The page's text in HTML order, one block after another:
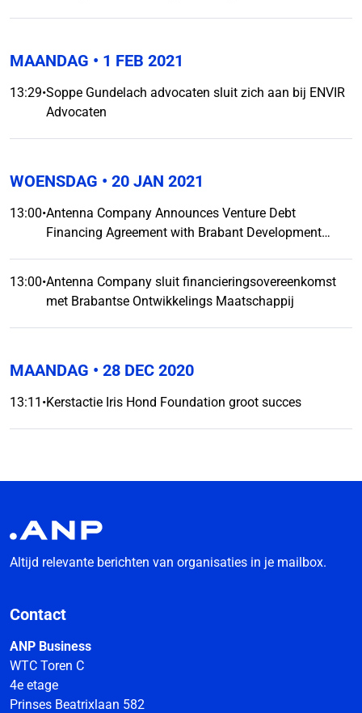
MAANDAG • 1 FEB 2021
13:29•Soppe Gundelach advocaten sluit zich aan bij ENVIR
Advocaten
WOENSDAG • 20 JAN 2021
13:00•Antenna Company Announces Venture Debt
Financing Agreement with Brabant Development
13:00•Antenna Company sluit financieringsovereenkomst
met Brabantse Ontwikkelings Maatschappij
MAANDAG • 28 DEC 2020
13:11 •Kerstactie Iris Hond Foundation groot succes
Altijd relevante berichten van organisaties in je mailbox.
Contact
ANP Business
WTC Toren C
4e etage
Prinses Beatrixlaan 582